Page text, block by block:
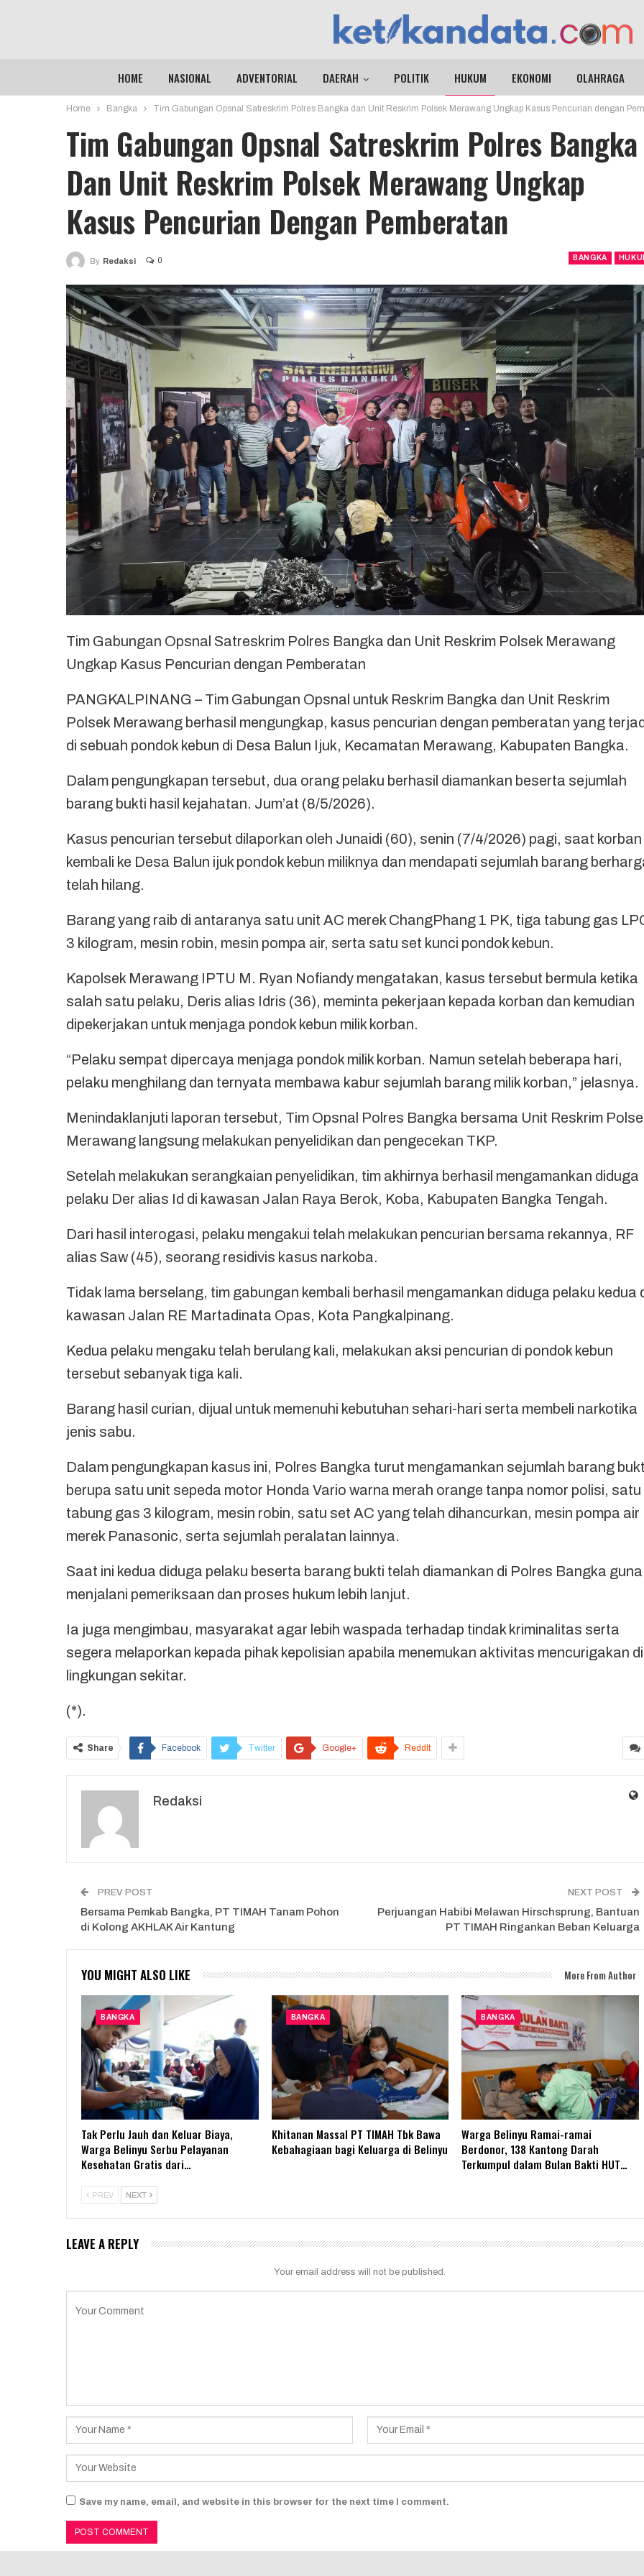
HOME NASIONAL ADVENTORIAL DAERAH POLITIK HUKUM EKONOMI OLAHRAGA
Home Bangka Tim Gabungan Opsnal Satreskrim Polres Bangka dan Unit Reskrim Polsek Merawang Ungkap Kasus Pencurian dengan
Tim Gabungan Opsnal Satreskrim Polres Bangka
Dan Unit Reskrim Polsek Merawang Ungkap
Kasus Pencurian Dengan Pemberatan
BANGKA
By Redaksi 0
Tim Gabungan Opsnal Satreskrim Polres Bangka dan Unit Reskrim Polsek Merawang
Ungkap Kasus Pencurian dengan Pemberatan
PANGKALPINANG – Tim Gabungan Opsnal untuk Reskrim Bangka dan Unit Reskrim
Polsek Merawang berhasil mengungkap, kasus pencurian dengan pemberatan yang
di sebuah pondok kebun di Desa Balun Ijuk, Kecamatan Merawang, Kabupaten Bangka.
Dalam pengungkapan tersebut, dua orang pelaku berhasil diamankan beserta sejumlah
barang bukti hasil kejahatan. Jum’at (8/5/2026).
Kasus pencurian tersebut dilaporkan oleh Junaidi (60), senin (7/4/2026) pagi, saat korban
kembali ke Desa Balun ijuk pondok kebun miliknya dan mendapati sejumlah barang
telah hilang.
Barang yang raib di antaranya satu unit AC merek ChangPhang 1 PK, tiga tabung gas
3 kilogram, mesin robin, mesin pompa air, serta satu set kunci pondok kebun.
Kapolsek Merawang IPTU M. Ryan Nofiandy mengatakan, kasus tersebut bermula ketika
salah satu pelaku, Deris alias Idris (36), meminta pekerjaan kepada korban dan kemudian
dipekerjakan untuk menjaga pondok kebun milik korban.
“Pelaku sempat dipercaya menjaga pondok milik korban. Namun setelah beberapa hari,
pelaku menghilang dan ternyata membawa kabur sejumlah barang milik korban,” jelasnya.
Menindaklanjuti laporan tersebut, Tim Opsnal Polres Bangka bersama Unit Reskrim
Merawang langsung melakukan penyelidikan dan pengecekan TKP.
Setelah melakukan serangkaian penyelidikan, tim akhirnya berhasil mengamankan diduga
pelaku Der alias Id di kawasan Jalan Raya Berok, Koba, Kabupaten Bangka Tengah.
Dari hasil interogasi, pelaku mengakui telah melakukan pencurian bersama rekannya, RF
alias Saw (45), seorang residivis kasus narkoba.
Tidak lama berselang, tim gabungan kembali berhasil mengamankan diduga pelaku kedua
kawasan Jalan RE Martadinata Opas, Kota Pangkalpinang.
Kedua pelaku mengaku telah berulang kali, melakukan aksi pencurian di pondok kebun
tersebut sebanyak tiga kali.
Barang hasil curian, dijual untuk memenuhi kebutuhan sehari-hari serta membeli narkotika
jenis sabu.
Dalam pengungkapan kasus ini, Polres Bangka turut mengamankan sejumlah barang
berupa satu unit sepeda motor Honda Vario warna merah orange tanpa nomor polisi, satu
tabung gas 3 kilogram, mesin robin, satu set AC yang telah dihancurkan, mesin pompa air
merek Panasonic, serta sejumlah peralatan lainnya.
Saat ini kedua diduga pelaku beserta barang bukti telah diamankan di Polres Bangka guna
menjalani pemeriksaan dan proses hukum lebih lanjut.
Ia juga mengimbau, masyarakat agar lebih waspada terhadap tindak kriminalitas serta
segera melaporkan kepada pihak kepolisian apabila menemukan aktivitas mencurigakan di
lingkungan sekitar.
(*).
Share Facebook Twitter Google+ ReddIt
Redaksi
PREV POST
Bersama Pemkab Bangka, PT TIMAH Tanam Pohon
di Kolong AKHLAK Air Kantung
NEXT POST
Perjuangan Habibi Melawan Hirschsprung, Bantuan
PT TIMAH Ringankan Beban Keluarga
YOU MIGHT ALSO LIKE More From Author
BANGKA
Tak Perlu Jauh dan Keluar Biaya,
Warga Belinyu Serbu Pelayanan
Kesehatan Gratis dari…
BANGKA
Khitanan Massal PT TIMAH Tbk Bawa
Kebahagiaan bagi Keluarga di Belinyu
BANGKA
Warga Belinyu Ramai-ramai
Berdonor, 138 Kantong Darah
Terkumpul dalam Bulan Bakti HUT…
PREV NEXT
LEAVE A REPLY
Your email address will not be published.
Save my name, email, and website in this browser for the next time I comment.